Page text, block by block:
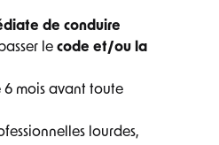
de conduire
le code et/ou la
6 mois avant toute
lourdes,